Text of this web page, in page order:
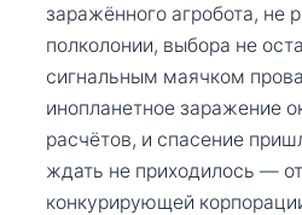
заражённого агробота, не
полколонии, выбора не
сигнальным маячком
инопланетное заражение
расчётов, и спасение
ждать не приходилось —
конкурирующей